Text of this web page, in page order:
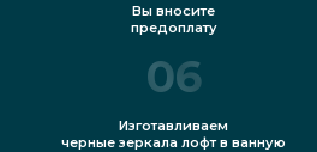
Вы вносите
предоплату
06
Изготавливаем
черные зеркала лофт в ванную